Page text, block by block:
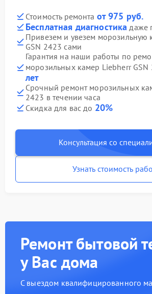
Стоимость ремонта от 975 руб.
Бесплатная диагностика даже
Привезем и увезем морозильную
GSN 2423 сами
Гарантия на наши работы по
морозильных камер Liebherr
лет
Срочный ремонт морозильных
2423 в течении часа
Скидка для вас до 20%
Консультация со
Узнать стоимость
Ремонт бытовой
у Вас дома
С выездом квалифицированного